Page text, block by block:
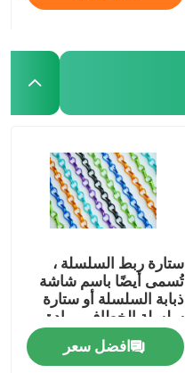
ستارة ربط السلسلة ،
تُسمى أيضًا باسم شاشة
ذبابة السلسلة أو ستارة
سلسلة الخطاف ، مادة
الألومنيوم المؤكسد
افضل سعر